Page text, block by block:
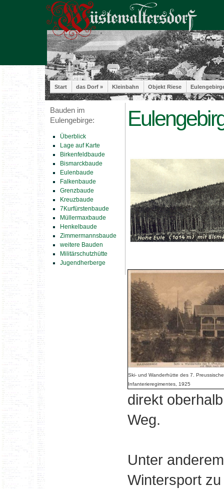
Start das Dorf » Kleinbahn Objekt Riese
Bauden im
Eulengebirge:
Überblick
Lage auf Karte
Birkenfeldbaude
Bismarckbaude
Eulenbaude
Falkenbaude
Grenzbaude
Kreuzbaude
7Kurfürstenbaude
Müllermaxbaude
Henkelbaude
Zimmermannsbaude
weitere Bauden
Militärschutzhütte
Jugendherberge
Ski- und Wanderhütte des 7.
Infanterieregimentes, 1925
direkt
Weg.
Unter
Wintersport